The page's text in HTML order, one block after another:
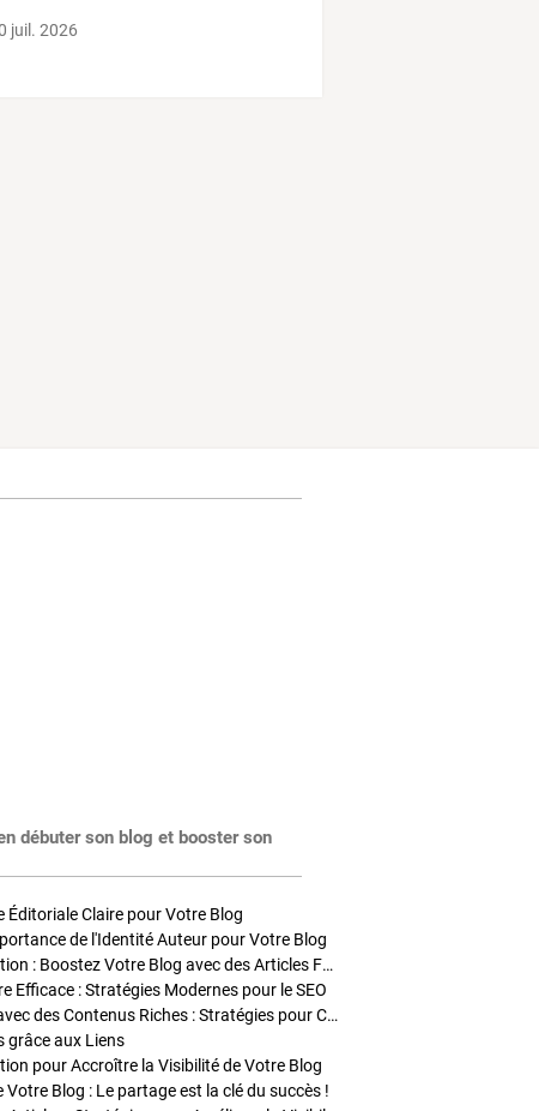
juil. 2026
débuter son blog et booster son
Éditoriale Claire pour Votre Blog
de l'Identité Auteur pour Votre Blog
Stratégies de Publication : Boostez Votre Blog avec des Articles Fréquents et Exclusifs
Efficace : Stratégies Modernes pour le SEO
Enrichir Vos Articles avec des Contenus Riches : Stratégies pour Captiver et Optimiser
grâce aux Liens
pour Accroître la Visibilité de Votre Blog
Votre Blog : Le partage est la clé du succès !